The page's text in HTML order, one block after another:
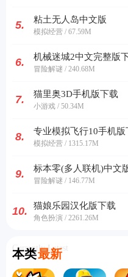
5. 粘土无人岛中文版
模拟经营 / 67.59M
6. 机械迷城2中文完整版
冒险解谜 / 240.68M
7. 猫里奥3D手机版下载
小游戏 / 50.34M
8. 专业模拟飞行10手机版
模拟经营 / 1315.17M
9. 标本零(多人联机)中文
冒险解谜 / 146.77M
10. 猫娘乐园汉化版下载
角色扮演 / 2261.26M
本类最新
Currently Latest